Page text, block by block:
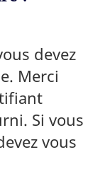
devez
Merci
Si vous
vous